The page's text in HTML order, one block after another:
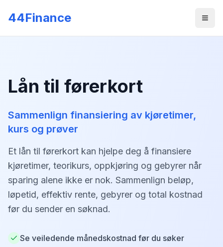
44Finance
Lån til førerkort
Sammenlign finansiering av kjøretimer,
kurs og prøver
Et lån til førerkort kan hjelpe deg å finansiere
kjøretimer, teorikurs, oppkjøring og gebyrer når
sparing alene ikke er nok. Sammenlign beløp,
løpetid, effektiv rente, gebyrer og total kostnad
før du sender en søknad.
Se veiledende månedskostnad før du søker